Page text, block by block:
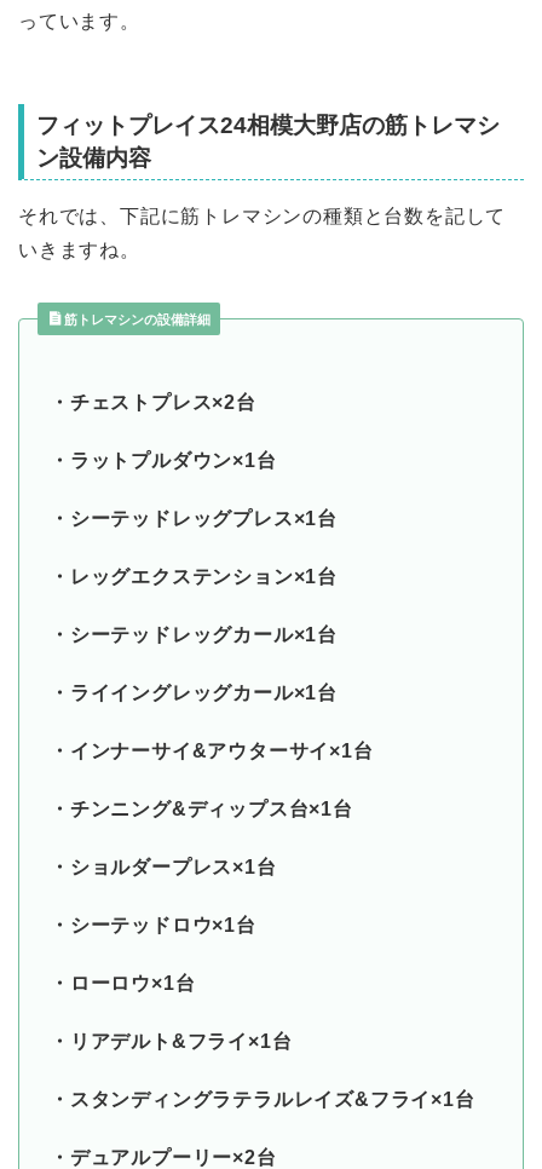
っています。
フィットプレイス24相模大野店の筋トレマシ
ン設備内容
それでは、下記に筋トレマシンの種類と台数を記して
いきますね。
筋トレマシンの設備詳細
・チェストプレス×2台
・ラットプルダウン×1台
・シーテッドレッグプレス×1台
・レッグエクステンション×1台
・シーテッドレッグカール×1台
・ライイングレッグカール×1台
・インナーサイ&アウターサイ×1台
・チンニング&ディップス台×1台
・ショルダープレス×1台
・シーテッドロウ×1台
・ローロウ×1台
・リアデルト&フライ×1台
・スタンディングラテラルレイズ&フライ×1台
・デュアルプーリー×2台